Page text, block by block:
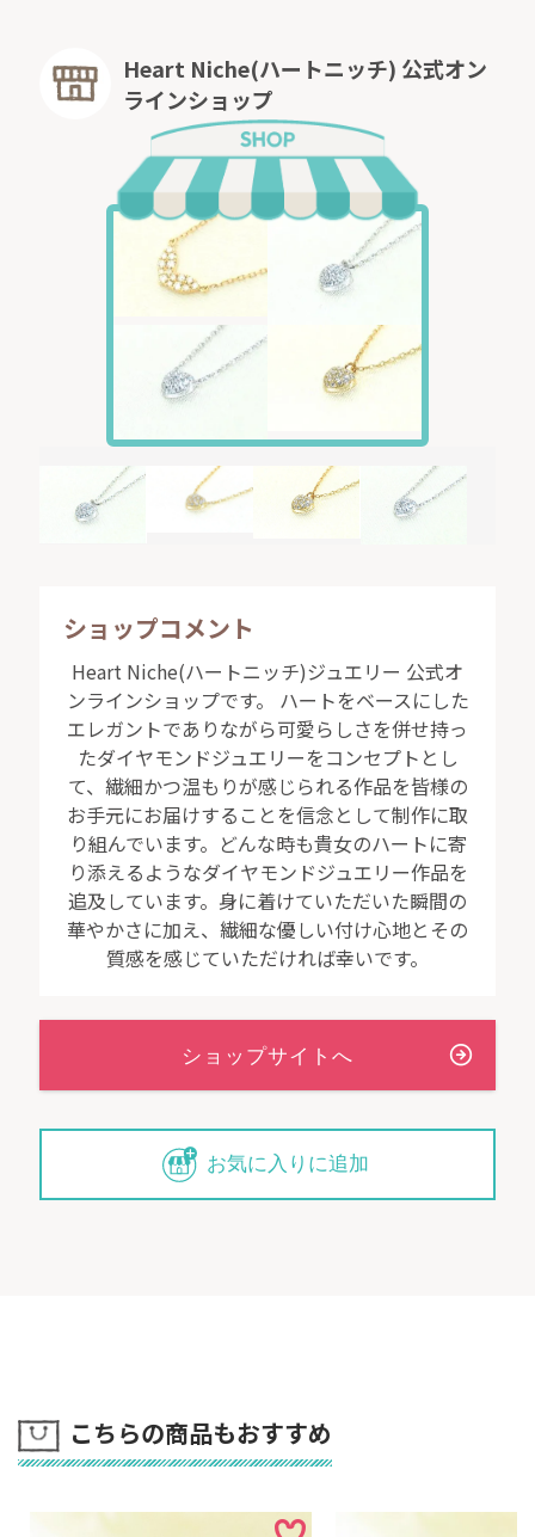
Heart Niche(ハートニッチ) 公式オン
ラインショップ
ショップコメント
Heart Niche(ハートニッチ)ジュエリー 公式オ
ンラインショップです。 ハートをベースにした
エレガントでありながら可愛らしさを併せ持っ
たダイヤモンドジュエリーをコンセプトとし
て、繊細かつ温もりが感じられる作品を皆様の
お手元にお届けすることを信念として制作に取
り組んでいます。どんな時も貴女のハートに寄
り添えるようなダイヤモンドジュエリー作品を
追及しています。身に着けていただいた瞬間の
華やかさに加え、繊細な優しい付け心地とその
質感を感じていただければ幸いです。
お気に入りに追加
こちらの商品もおすすめ